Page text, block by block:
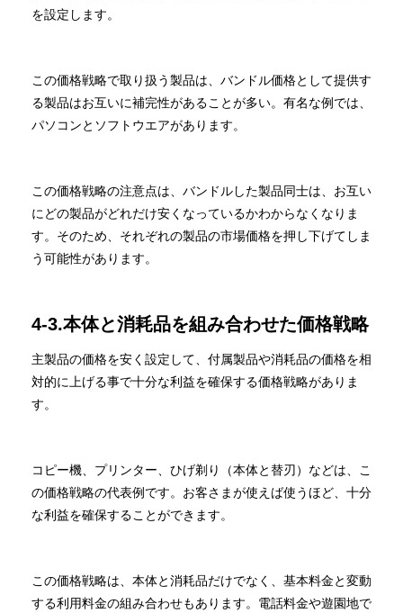
を設定します。
この価格戦略で取り扱う製品は、バンドル価格として提供す
る製品はお互いに補完性があることが多い。有名な例では、
パソコンとソフトウエアがあります。
この価格戦略の注意点は、バンドルした製品同士は、お互い
にどの製品がどれだけ安くなっているかわからなくなりま
す。そのため、それぞれの製品の市場価格を押し下げてしま
う可能性があります。
4-3.本体と消耗品を組み合わせた価格戦略
主製品の価格を安く設定して、付属製品や消耗品の価格を相
対的に上げる事で十分な利益を確保する価格戦略がありま
す。
コピー機、プリンター、ひげ剃り（本体と替刃）などは、こ
の価格戦略の代表例です。お客さまが使えば使うほど、十分
な利益を確保することができます。
この価格戦略は、本体と消耗品だけでなく、基本料金と変動
する利用料金の組み合わせもあります。電話料金や遊園地で